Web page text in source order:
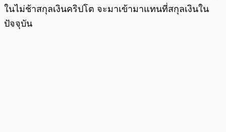
ในไม่ช้าสกุลเงินคริปโต จะมาเข้ามาแทนที่สกุลเงินใน
ปัจจุบัน